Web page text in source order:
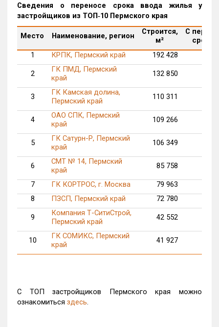
Сведения о переносе срока ввода жилья у
застройщиков из ТОП‑10 Пермского края
Место Наименование, регион
Строится,
м²
С
срока,
1
КРПК, Пермский край 192 428
2
ГК ПМД, Пермский
край
132 850
3
ГК Камская долина,
Пермский край
110 311
4
ОАО СПК, Пермский
край
109 266
5
ГК Сатурн-Р, Пермский
край
106 349
6
СМТ № 14, Пермский
край
85 758
7 ГК КОРТРОС, г. Москва
79 963
8
ПЗСП, Пермский край 72 780
9
Компания Т-СитиСтрой,
Пермский край
42 552
10
ГК СОМИКС, Пермский
край
41 927
С ТОП застройщиков Пермского края можно
ознакомиться здесь.